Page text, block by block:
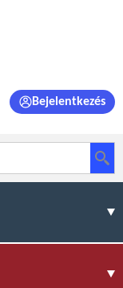
Bejelentkezés